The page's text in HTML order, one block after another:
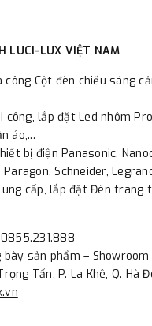
LUCI-LUX VIỆT NAM
công Cột đèn chiếu sáng
công, lắp đặt Led nhôm
áo,...
bị điện Panasonic,
Paragon, Schneider,
cấp, lắp đặt Đèn trang
sản phẩm – Showroom
Tấn, P. La Khê, Q. Hà